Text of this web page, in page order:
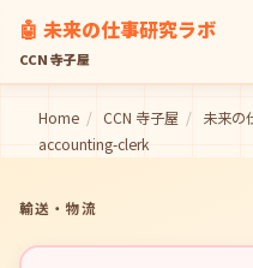
🤖 未来の仕事研究ラボ
CCN 寺子屋
Home / CCN 寺子屋 / 未来の
accounting-clerk
輸送・物流